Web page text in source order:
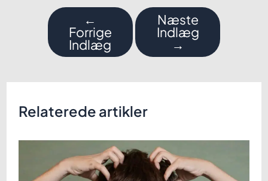
Indlægsnavigation
←
Forrige
Indlæg
Næste
Indlæg
→
Relaterede artikler